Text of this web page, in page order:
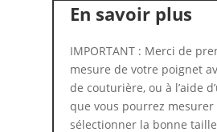
En savoir plus
IMPORTANT : Merci de
mesure de votre poignet
de couturière, ou à l’aide
que vous pourrez mesurer
sélectionner la bonne